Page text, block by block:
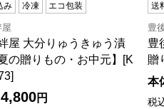
み 冷凍 エコ包装
屋
屋 大分りゅうきゅう漬
の贈りもの・お中元】[K
4,800円
送
豊
豊
贈
本
税
てください。